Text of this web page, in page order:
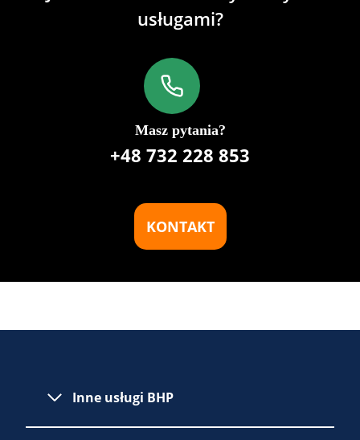
usługami?
Masz pytania?
+48 732 228 853
KONTAKT
Inne usługi BHP